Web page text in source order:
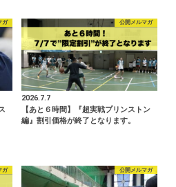
ガ 公開メルマガ
2026.7.7
【あと６時間】『超実戦プリンストン
編』割引価格が終了となります。
ガ 公開メルマガ